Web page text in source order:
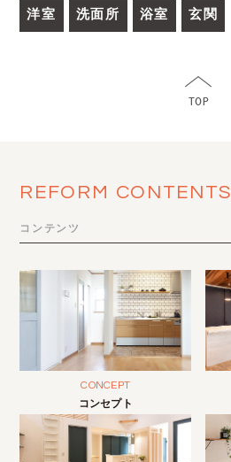
洋室 洗面所 浴室 玄関
REFORM CONTENTS
コンテンツ
CONCEPT
コンセプト